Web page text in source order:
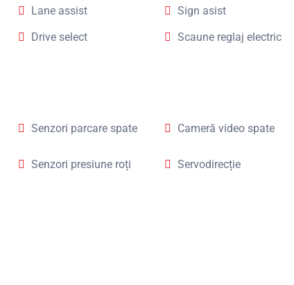
Lane assist
Sign asist
Drive select
Scaune reglaj electric
Senzori parcare spate
Cameră video spate
Senzori presiune roți Servodirecție